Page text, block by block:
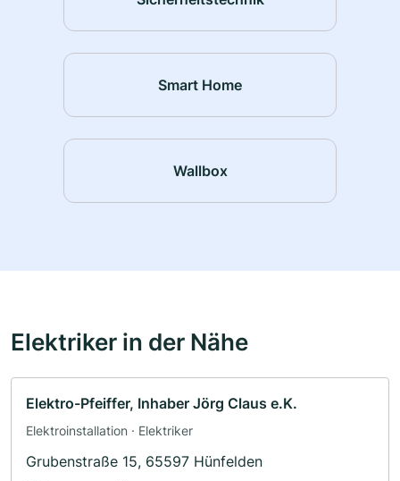
Smart Home
Wallbox
Elektriker in der Nähe
Elektro-Pfeiffer, Inhaber Jörg Claus e.K.
Elektroinstallation · Elektriker
Grubenstraße 15, 65597 Hünfelden